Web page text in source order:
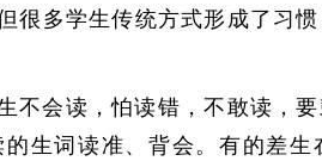
很多学生传统方式形成了习
不会读，怕读错，不敢读，
生词读准、背会。有的差